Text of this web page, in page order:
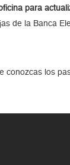
para
de la Banca
conozcas los